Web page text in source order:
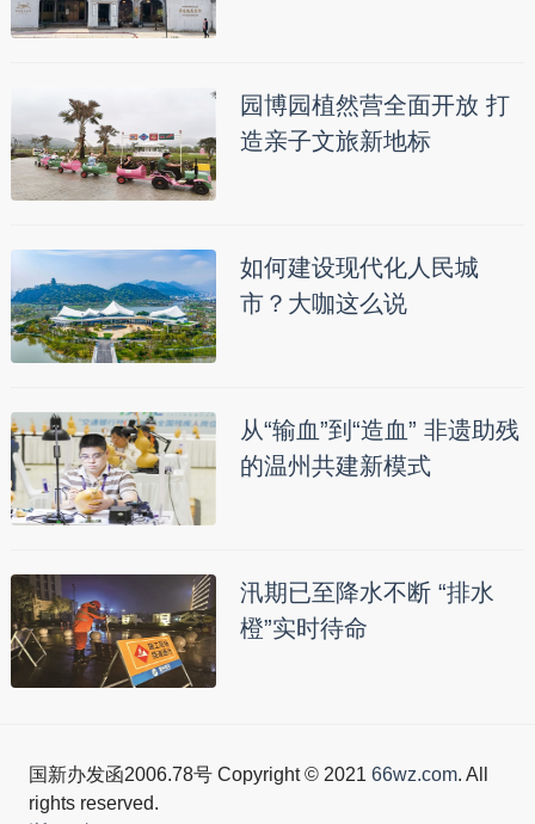
园博园植然营全面开放 打
造亲子文旅新地标
如何建设现代化人民城
市？大咖这么说
从“输血”到“造血” 非遗助残
的温州共建新模式
汛期已至降水不断 “排水
橙”实时待命
国新办发函2006.78号 Copyright © 2021 66wz.com. All
rights reserved.